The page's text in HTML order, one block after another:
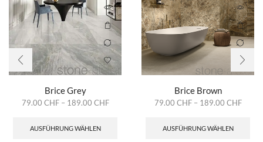
Brice Grey
79.00 CHF– 189.00 CHF
AUSFÜHRUNG WÄHLEN
Brice Brown
79.00 CHF– 189.00 CHF
AUSFÜHRUNG WÄHLEN